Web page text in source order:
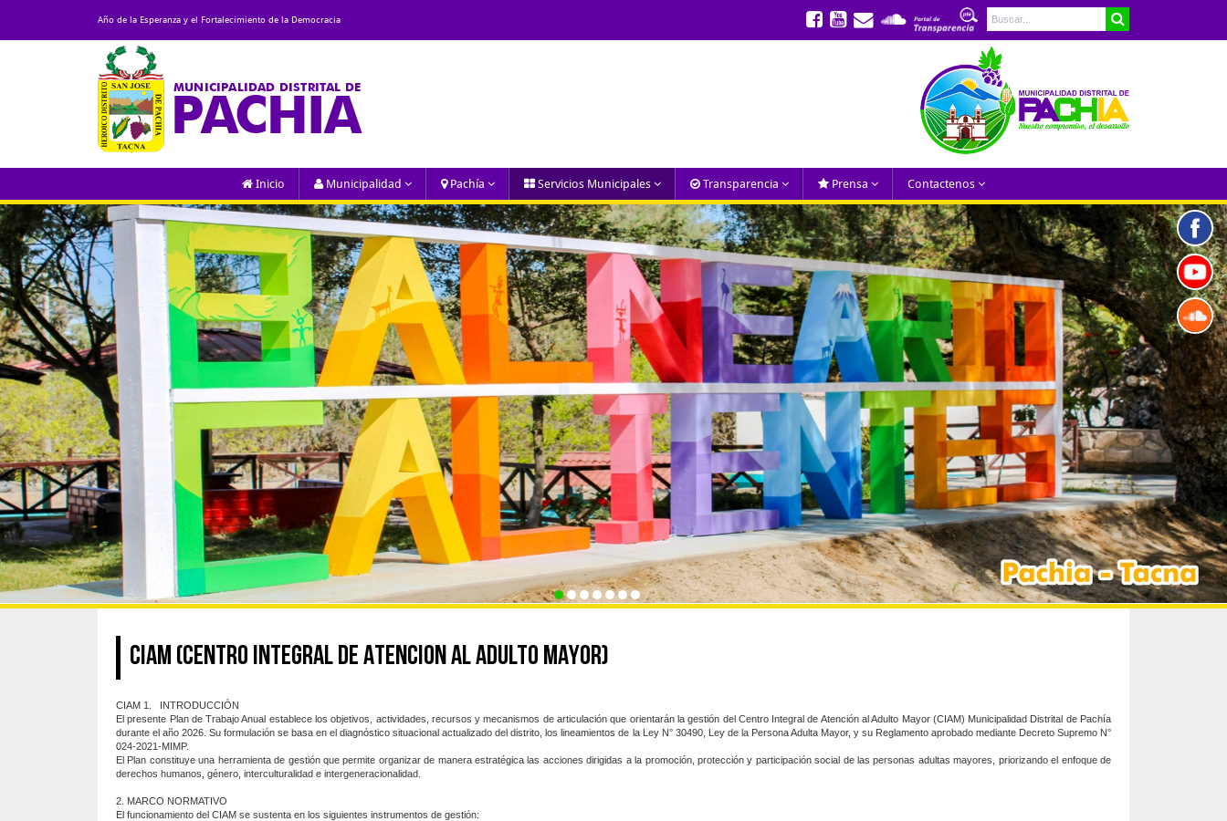
Año de la Esperanza y el Fortalecimiento de la Democracia
MUNICIPALIDAD DISTRITAL DE
PACHIA
Inicio Municipalidad Pachía Servicios Municipales Transparencia Prensa Contactenos
CIAM (CENTRO INTEGRAL DE ATENCION AL ADULTO MAYOR)
CIAM 1.
INTRODUCCIÓN
El presente Plan de Trabajo Anual establece los objetivos, actividades, recursos y mecanismos de articulación que orientarán la gestión del Centro Integral de Atención al Adulto Mayor (CIAM) Municipalidad Distrital de Pachía
durante el año 2026. Su formulación se basa en el diagnóstico situacional actualizado del distrito, los lineamientos de la Ley N° 30490, Ley de la Persona Adulta Mayor, y su Reglamento aprobado mediante Decreto Supremo N°
024-2021-MIMP.
El Plan constituye una herramienta de gestión que permite organizar de manera estratégica las acciones dirigidas a la promoción, protección y participación social de las personas adultas mayores, priorizando el enfoque de
derechos humanos, género, interculturalidad e intergeneracionalidad.
2. MARCO NORMATIVO
El funcionamiento del CIAM se sustenta en los siguientes instrumentos de gestión: